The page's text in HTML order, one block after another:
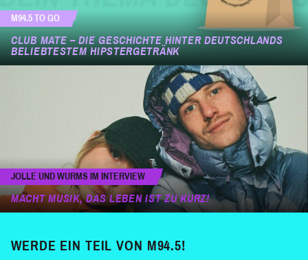
M94.5 TO GO
CLUB MATE – DIE GESCHICHTE HINTER DEUTSCHLANDS
BELIEBTESTEM HIPSTERGETRÄNK
JOLLE UND WURMS IM INTERVIEW
MACHT MUSIK, DAS LEBEN IST ZU KURZ!
WERDE EIN TEIL VON M94.5!